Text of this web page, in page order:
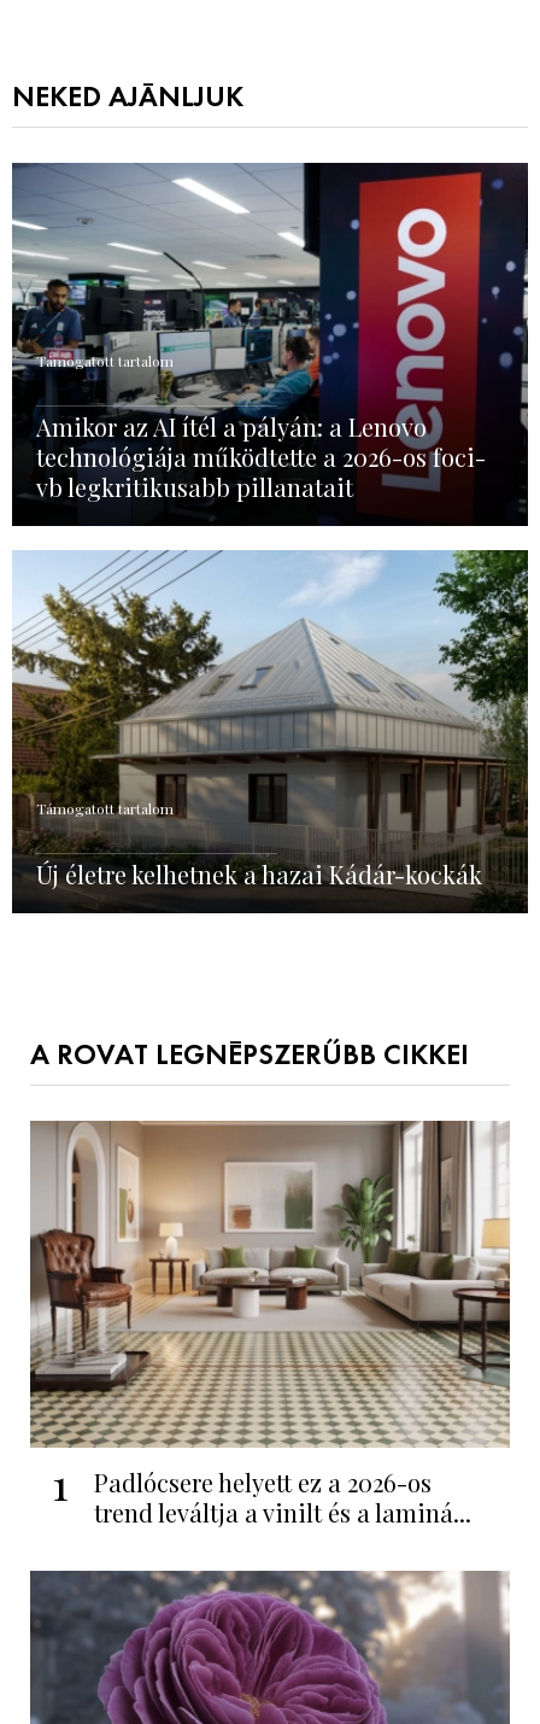
NEKED AJÁNLJUK
Támogatott tartalom
Amikor az AI ítél a pályán: a Lenovo
technológiája működtette a 2026-os foci-
vb legkritikusabb pillanatait
Támogatott tartalom
Új életre kelhetnek a hazai Kádár-kockák
A ROVAT LEGNÉPSZERŰBB CIKKEI
1
Padlócsere helyett ez a 2026-os
trend leváltja a vinilt és a laminá...